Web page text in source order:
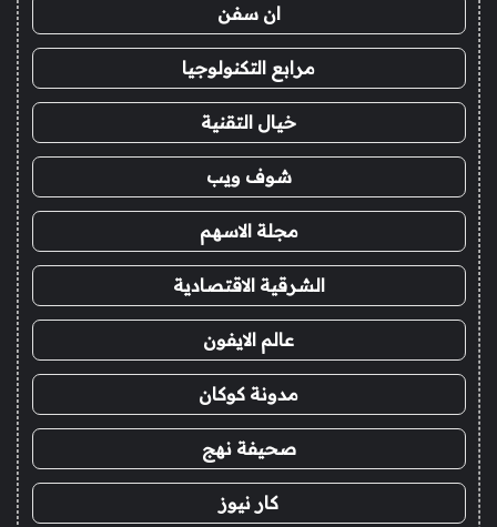
ان سفن
مرابع التكنولوجيا
خيال التقنية
شوف ويب
مجلة الاسهم
الشرقية الاقتصادية
عالم الايفون
مدونة كوكان
صحيفة نهج
كار نيوز